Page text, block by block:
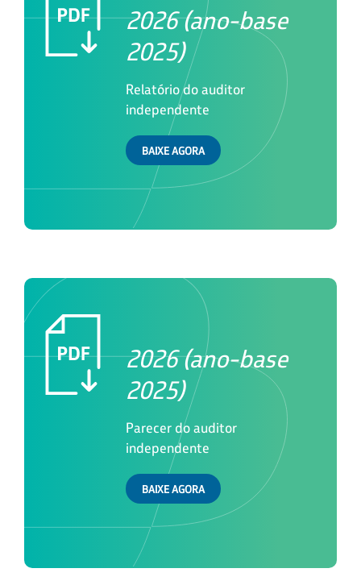
2026 (ano-base
2025)
Relatório do auditor
independente
BAIXE AGORA
2026 (ano-base
2025)
Parecer do auditor
independente
BAIXE AGORA